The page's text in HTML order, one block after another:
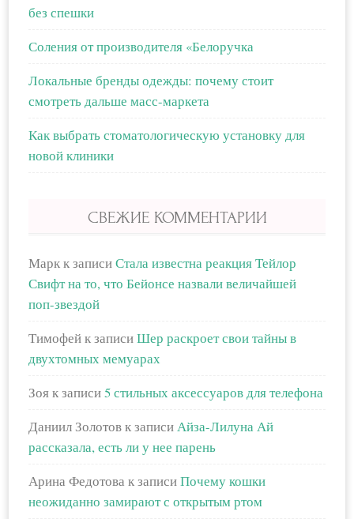
без спешки
Соления от производителя «Белоручка
Локальные бренды одежды: почему стоит
смотреть дальше масс-маркета
Как выбрать стоматологическую установку для
новой клиники
СВЕЖИЕ КОММЕНТАРИИ
Маркк записиСтала известна реакция Тейлор
Свифт на то, что Бейонсе назвали величайшей
поп-звездой
Тимофейк записиШер раскроет свои тайны в
двухтомных мемуарах
Зояк записи5 стильных аксессуаров для телефона
Даниил Золотовк записиАйза-Лилуна Ай
рассказала, есть ли у нее парень
Арина Федотова к записиПочему кошки
неожиданно замирают с открытым ртом